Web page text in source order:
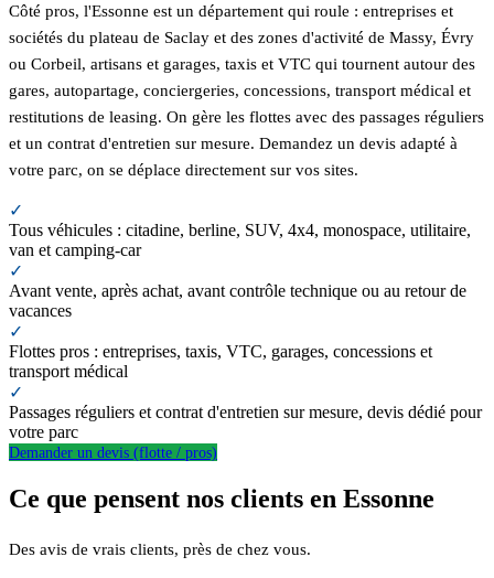
Côté pros, l'Essonne est un département qui roule : entreprises et
sociétés du plateau de Saclay et des zones d'activité de Massy, Évry
ou Corbeil, artisans et garages, taxis et VTC qui tournent autour des
gares, autopartage, conciergeries, concessions, transport médical et
restitutions de leasing. On gère les flottes avec des passages réguliers
et un contrat d'entretien sur mesure. Demandez un devis adapté à
votre parc, on se déplace directement sur vos sites.
✓
Tous véhicules : citadine, berline, SUV, 4x4, monospace, utilitaire,
van et camping-car
✓
Avant vente, après achat, avant contrôle technique ou au retour de
vacances
✓
Flottes pros : entreprises, taxis, VTC, garages, concessions et
transport médical
✓
Passages réguliers et contrat d'entretien sur mesure, devis dédié pour
votre parc
Demander un devis (flotte / pros)
Ce que pensent nos clients en Essonne
Des avis de vrais clients, près de chez vous.